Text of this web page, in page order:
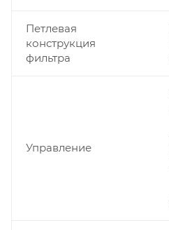
Петлевая
конструкция
фильтра
Управление